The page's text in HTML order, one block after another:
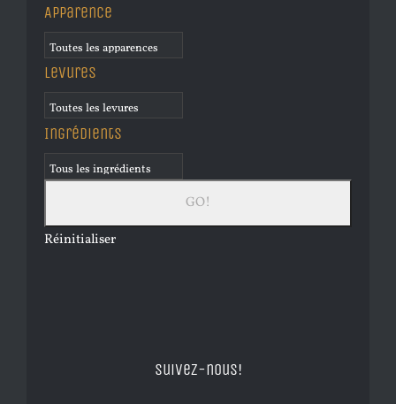
Apparence
Levures
Ingrédients
Réinitialiser
Suivez-nous!